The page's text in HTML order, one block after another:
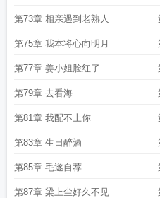
第73章 相亲遇到老熟人
第75章 我本将心向明月
第77章 姜小姐脸红了
第79章 去看海
第81章 我配不上你
第83章 生日醉酒
第85章 毛遂自荐
第87章 梁上尘好久不见